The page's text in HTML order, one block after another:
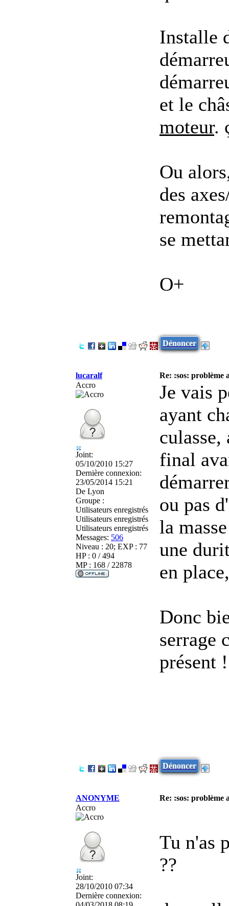
Installe
et le
moteur.
Ou
des
se
O+
Dénoncer
lucaralf
Re: :sos: problème
Accro
Joint:
05/10/2010 15:27
Dernière connexion:
23/05/2014 15:21
De Lyon
Groupe :
Utilisateurs enregistrés
Utilisateurs enregistrés
Utilisateurs enregistrés
Messages: 506
Niveau : 20; EXP : 77
HP : 0 / 494
MP : 168 / 22878
Je vais
ayant
culasse,
final
ou pas
la
une
en
Donc
serrage
présent !
Dénoncer
ANONYME
Re: :sos: problème
Accro
Joint:
28/10/2010 07:34
Dernière connexion:
Tu n'as
??